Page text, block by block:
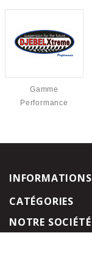
Gamme
Performance
INFORMATIONS
CATÉGORIES
NOTRE SOCIÉTÉ